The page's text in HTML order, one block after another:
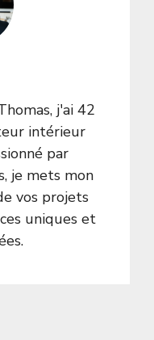
j'ai 42
intérieur
par
je mets mon
vos projets
uniques et